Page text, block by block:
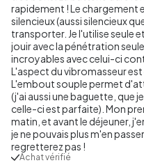
rapidement ! Le chargement
silencieux (aussi silencieux
transporter. Je l'utilise seule
jouir avec la pénétration
incroyables avec celui-ci
L'aspect du vibromasseur
L'embout souple permet
(j'ai aussi une baguette, que
celle-ci est parfaite). Mon
matin, et avant le déjeuner,
je ne pouvais plus m'en
regretterez pas !
Achat vérifié